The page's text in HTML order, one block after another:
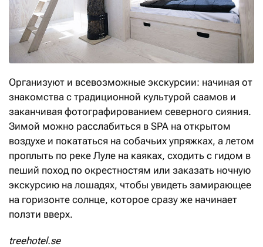
Организуют и всевозможные экскурсии: начиная от
знакомства с традиционной культурой саамов и
заканчивая фотографированием северного сияния.
Зимой можно расслабиться в SPA на открытом
воздухе и покататься на собачьих упряжках, а летом
проплыть по реке Луле на каяках, сходить с гидом в
пеший поход по окрестностям или заказать ночную
экскурсию на лошадях, чтобы увидеть замирающее
на горизонте солнце, которое сразу же начинает
ползти вверх.
treehotel.se